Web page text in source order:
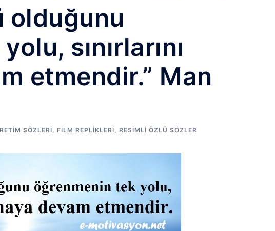
olduğunu
sınırlarını
etmendir.” Man
SÖZLERI FILM REPLIKLERI RESIMLI ÖZLÜ SÖZLER